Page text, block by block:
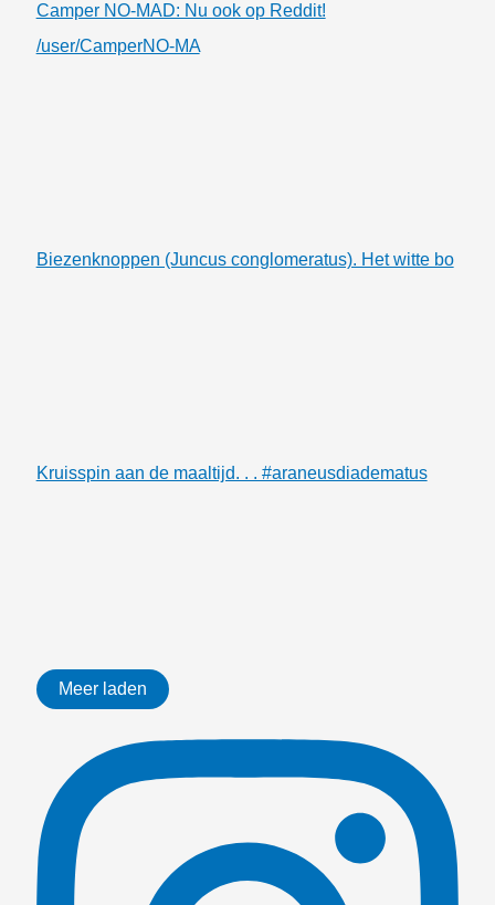
Camper NO-MAD: Nu ook op Reddit!
/user/CamperNO-MA
Biezenknoppen (Juncus conglomeratus). Het witte bo
Kruisspin aan de maaltijd. . . #araneusdiadematus
Meer laden